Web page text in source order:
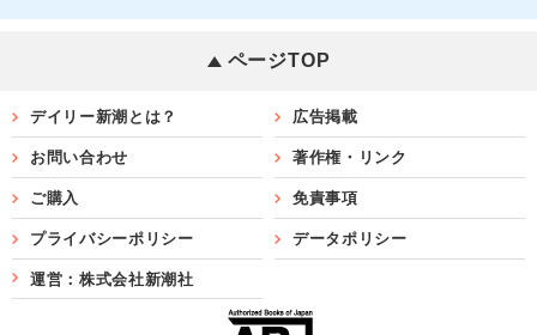
ページTOP
デイリー新潮とは？ 広告掲載
お問い合わせ 著作権・リンク
ご購入 免責事項
プライバシーポリシー データポリシー
運営：株式会社新潮社